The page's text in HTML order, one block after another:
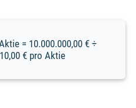
= 10.000.000,00 € ÷
€ pro Aktie